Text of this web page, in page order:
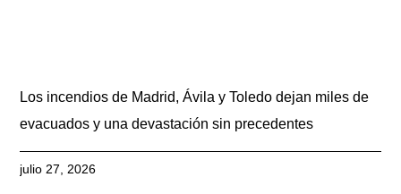
Los incendios de Madrid, Ávila y Toledo dejan miles de
evacuados y una devastación sin precedentes
julio 27, 2026